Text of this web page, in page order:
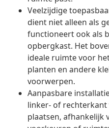
Veelzijdige
dient niet alleen als
functioneert ook als
opbergkast. Het
ideale ruimte voor
planten en andere
voorwerpen.
Aanpasbare
linker- of
plaatsen, afhankelijk